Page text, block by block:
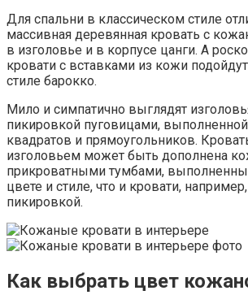
Для спальни в классическом стиле
массивная деревянная кровать с
в изголовье и в корпусе цанги. А
кровати с вставками из кожи
стиле барокко.
Мило и симпатично выглядят
пикировкой пуговицами,
квадратов и прямоугольников.
изголовьем может быть дополнена
прикроватными тумбами,
цвете и стиле, что и кровати,
пикировкой.
Как выбрать цвет